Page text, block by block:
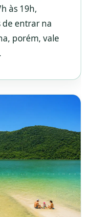
às 19h,
de entrar na
porém, vale